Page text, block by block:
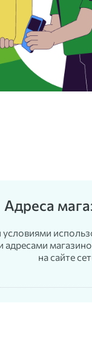
Адреса
адресами
на сайте